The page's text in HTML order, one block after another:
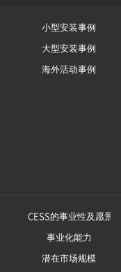
小型安装事例
大型安装事例
海外活动事例
CESS的事业性及愿景
事业化能力
潜在市场规模